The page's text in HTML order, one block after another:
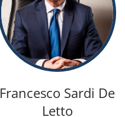
Francesco Sardi De
Letto